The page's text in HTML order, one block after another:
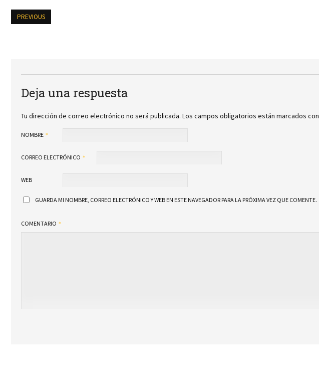
PREVIOUS
Deja una respuesta
Tu dirección de correo electrónico no será publicada. Los campos obligatorios están marcados con
NOMBRE
CORREO ELECTRÓNICO
WEB
GUARDA MI NOMBRE, CORREO ELECTRÓNICO Y WEB EN ESTE NAVEGADOR PARA LA PRÓXIMA VEZ QUE COMENTE.
COMENTARIO